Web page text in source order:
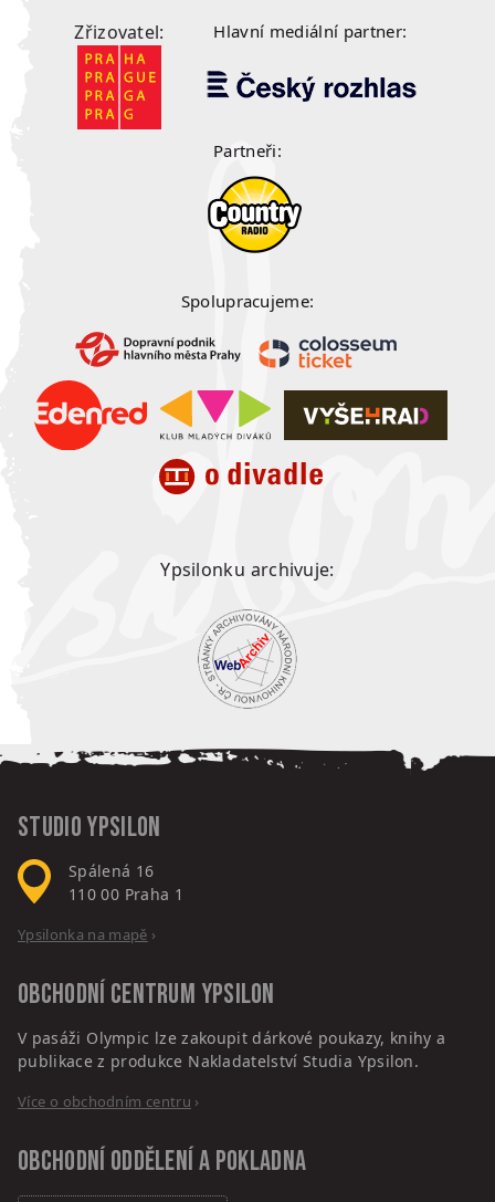
Zřizovatel: Hlavní mediální partner:
Partneři:
Spolupracujeme:
Ypsilonku archivuje:
Studio Ypsilon
Spálená 16
110 00 Praha 1
Ypsilonka na mapě ›
Obchodní centrum Ypsilon
V pasáži Olympic lze zakoupit dárkové poukazy, knihy a
publikace z produkce Nakladatelství Studia Ypsilon.
Více o obchodním centru ›
Obchodní oddělení a pokladna